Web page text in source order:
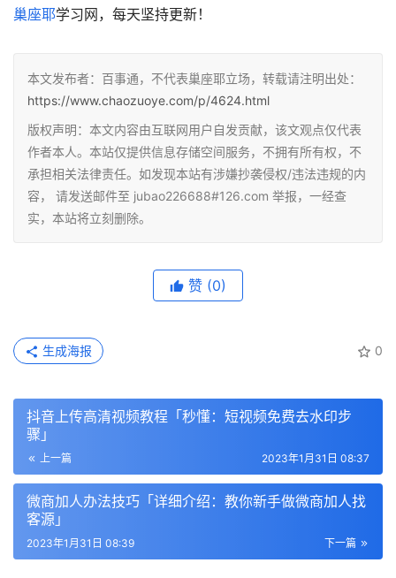
巢座耶学习网，每天坚持更新！
本文发布者：百事通，不代表巢座耶立场，转载请注明出处：
https://www.chaozuoye.com/p/4624.html
版权声明：本文内容由互联网用户自发贡献，该文观点仅代表
作者本人。本站仅提供信息存储空间服务，不拥有所有权，不
承担相关法律责任。如发现本站有涉嫌抄袭侵权/违法违规的内
容， 请发送邮件至 jubao226688#126.com 举报，一经查
实，本站将立刻删除。
赞 (0)
0
生成海报
抖音上传高清视频教程「秒懂：短视频免费去水印步
骤」
上一篇 2023年1月31日 08:37
微商加人办法技巧「详细介绍：教你新手做微商加人找
客源」
下一篇
2023年1月31日 08:39